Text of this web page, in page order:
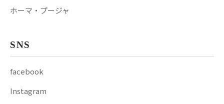
ホーマ・プージャ
SNS
facebook
Instagram